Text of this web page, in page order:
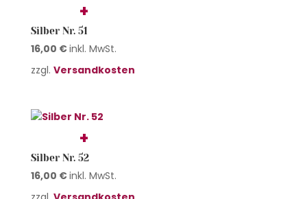
Silber Nr. 51
16,00 €inkl. MwSt.
zzgl. Versandkosten
Silber Nr. 52
16,00 €inkl. MwSt.